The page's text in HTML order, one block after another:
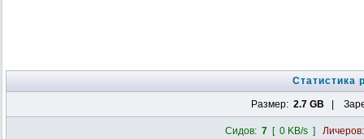
Статистика
Размер: 2.7 GB |
Сидов: 7[ 0 KB/s ]